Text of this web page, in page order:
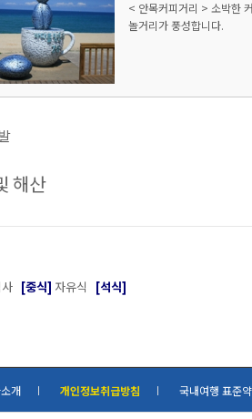
< 안목커피거리 > 소박한
놀거리가 풍성합니다.
해산
[중식] 자유식 [석식]
개 개인정보취급방침 국내여행 표준